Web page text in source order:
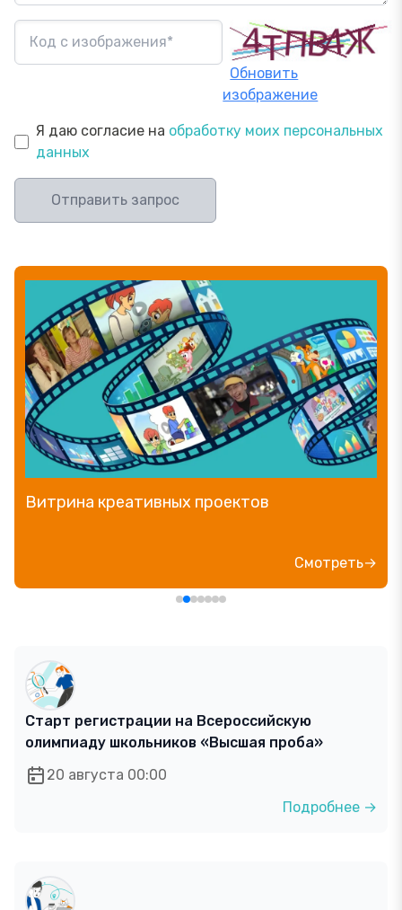
Обновить
изображение
Я даю согласие на обработку моих персональных
данных
Отправить запрос
Витрина креативных проектов
Смотреть→
Старт регистрации на Всероссийскую
олимпиаду школьников «Высшая проба»
20 августа 00:00
Подробнее →